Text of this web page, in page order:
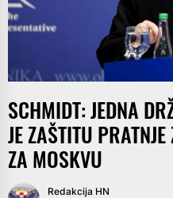
SCHMIDT: JEDNA
JE ZAŠTITU
ZA MOSKVU
Redakcija HN